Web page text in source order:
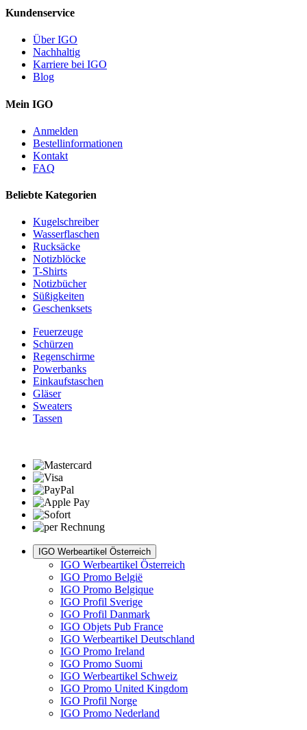
Kundenservice
Über IGO
Nachhaltig
Karriere bei IGO
Blog
Mein IGO
Anmelden
Bestellinformationen
Kontakt
FAQ
Beliebte Kategorien
Kugelschreiber
Wasserflaschen
Rucksäcke
Notizblöcke
T-Shirts
Notizbücher
Süßigkeiten
Geschenksets
Feuerzeuge
Schürzen
Regenschirme
Powerbanks
Einkaufstaschen
Gläser
Sweaters
Tassen
IGO Werbeartikel Österreich
IGO Werbeartikel Österreich
IGO Promo België
IGO Promo Belgique
IGO Profil Sverige
IGO Profil Danmark
IGO Objets Pub France
IGO Werbeartikel Deutschland
IGO Promo Ireland
IGO Promo Suomi
IGO Werbeartikel Schweiz
IGO Promo United Kingdom
IGO Profil Norge
IGO Promo Nederland